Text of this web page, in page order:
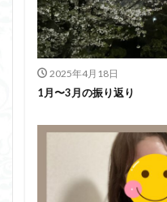
2025年4月18日
1月〜3月の振り返り